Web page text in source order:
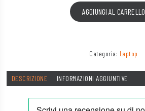
AGGIUNGI AL CARRELLO
Categoria: Laptop
DESCRIZIONE INFORMAZIONI AGGIUNTIVE